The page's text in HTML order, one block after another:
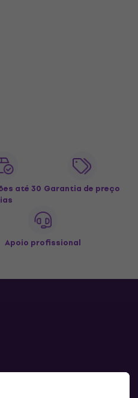
até 30 Garantia de preço
Apoio profissional